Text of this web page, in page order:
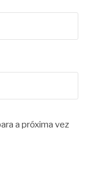
a próxima vez